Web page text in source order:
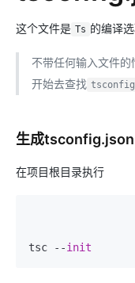
这个文件是 Ts 的编译
不带任何输入文件的
开始去查找
生成tsconfig.json
在项目根目录执行
tsc --init